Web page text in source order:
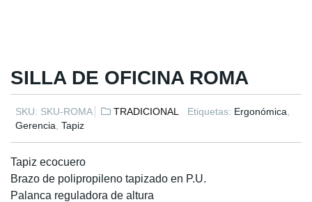
SILLA DE OFICINA ROMA
SKU: SKU-ROMA TRADICIONAL Etiquetas: Ergonómica
Gerencia Tapiz
Tapiz ecocuero
Brazo de polipropileno tapizado en P.U.
Palanca reguladora de altura